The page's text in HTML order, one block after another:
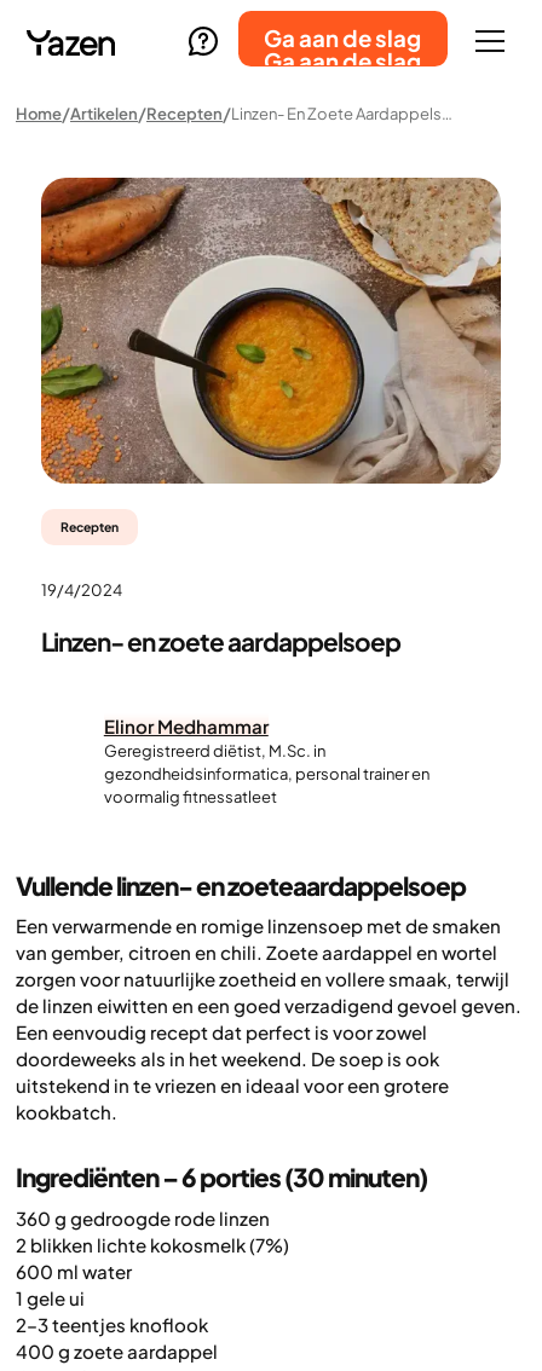
Ga aan de slag
Ga aan de slag
Home Artikelen Recepten Linzen- En Zoete Aardappelsoep
Recepten
19/4/2024
Linzen- en zoete aardappelsoep
Elinor Medhammar
Geregistreerd diëtist, M.Sc. in
gezondheidsinformatica, personal trainer en
voormalig fitnessatleet
Vullende linzen- en zoeteaardappelsoep
Een verwarmende en romige linzensoep met de smaken
van gember, citroen en chili. Zoete aardappel en wortel
zorgen voor natuurlijke zoetheid en vollere smaak, terwijl
de linzen eiwitten en een goed verzadigend gevoel geven.
Een eenvoudig recept dat perfect is voor zowel
doordeweeks als in het weekend. De soep is ook
uitstekend in te vriezen en ideaal voor een grotere
kookbatch.
Ingrediënten – 6 porties (30 minuten)
360 g gedroogde rode linzen
2 blikken lichte kokosmelk (7%)
600 ml water
1 gele ui
2–3 teentjes knoflook
400 g zoete aardappel